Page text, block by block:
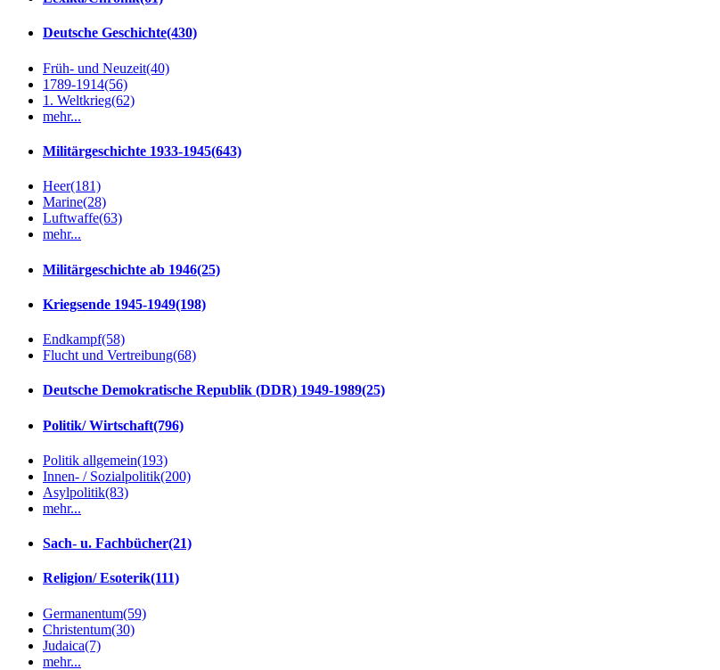
Deutsche Geschichte(430)
Früh- und Neuzeit(40)
1789-1914(56)
1. Weltkrieg(62)
mehr...
Militärgeschichte 1933-1945(643)
Heer(181)
Marine(28)
Luftwaffe(63)
mehr...
Militärgeschichte ab 1946(25)
Kriegsende 1945-1949(198)
Endkampf(58)
Flucht und Vertreibung(68)
Deutsche Demokratische Republik (DDR) 1949-1989(25)
Politik/ Wirtschaft(796)
Politik allgemein(193)
Innen- / Sozialpolitik(200)
Asylpolitik(83)
mehr...
Sach- u. Fachbücher(21)
Religion/ Esoterik(111)
Germanentum(59)
Christentum(30)
Judaica(7)
mehr...